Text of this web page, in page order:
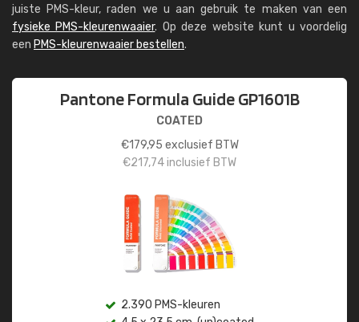
juiste PMS-kleur, raden we u aan gebruik te maken van een
fysieke PMS-kleurenwaaier. Op deze website kunt u voordelig
een PMS-kleurenwaaier bestellen.
Pantone Formula Guide GP1601B
COATED
€179,95 exclusief BTW
€217,74inclusief BTW
2.390 PMS-kleuren